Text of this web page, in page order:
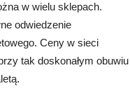
w wielu sklepach.
odwiedzenie
Ceny w sieci
tak doskonałym obuwiu